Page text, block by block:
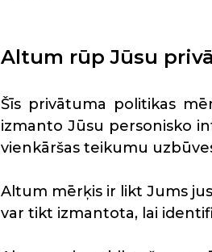
Altum rūp Jūsu
Šīs privātuma politikas
izmanto Jūsu personisko
vienkāršas teikumu
Altum mērķis ir likt Jums
var tikt izmantota, lai